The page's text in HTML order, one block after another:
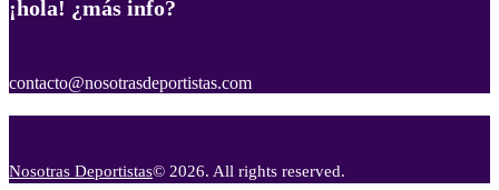
¡hola! ¿más info?
contacto@nosotrasdeportistas.com
Nosotras Deportistas© 2026. All rights reserved.